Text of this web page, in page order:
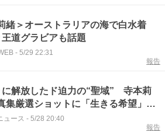
緒＞オーストラリアの海で白水着
道グラビアも話題
- 5/29 22:31
報告
に解放したド迫力の“聖域” 寺本莉
厳選ショットに「生きる希望」
てくれて有難う」
ュース - 5/28 20:40
報告